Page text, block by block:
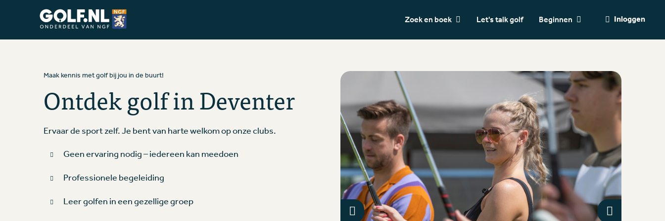
Ga naar de homepage van Golfstart
Zoek en boek Let's talk golf Beginnen Inloggen
Maak kennis met golf bij jou in de buurt!
Ontdek golf in Deventer
Ervaar de sport zelf. Je bent van harte welkom op onze clubs.
Geen ervaring nodig – iedereen kan meedoen
Professionele begeleiding
Leer golfen in een gezellige groep